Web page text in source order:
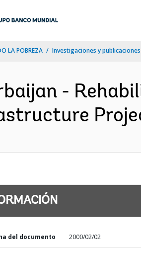
LA POBREZA Investigaciones y
-
del documento 2000/02/02